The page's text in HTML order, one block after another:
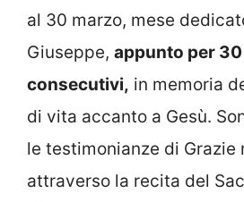
al 30 marzo, mese
Giuseppe, appunto per
consecutivi, in memoria
di vita accanto a Gesù.
le testimonianze di Grazie
attraverso la recita del